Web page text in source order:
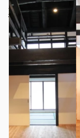
える古民家
なごやど